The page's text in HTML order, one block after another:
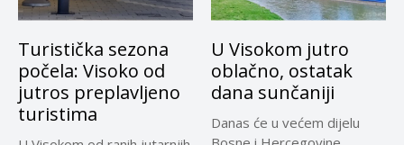
Turistička sezona
počela: Visoko od
jutros preplavljeno
turistima
U Visokom jutro
oblačno, ostatak
dana sunčaniji
Danas će u većem dijelu